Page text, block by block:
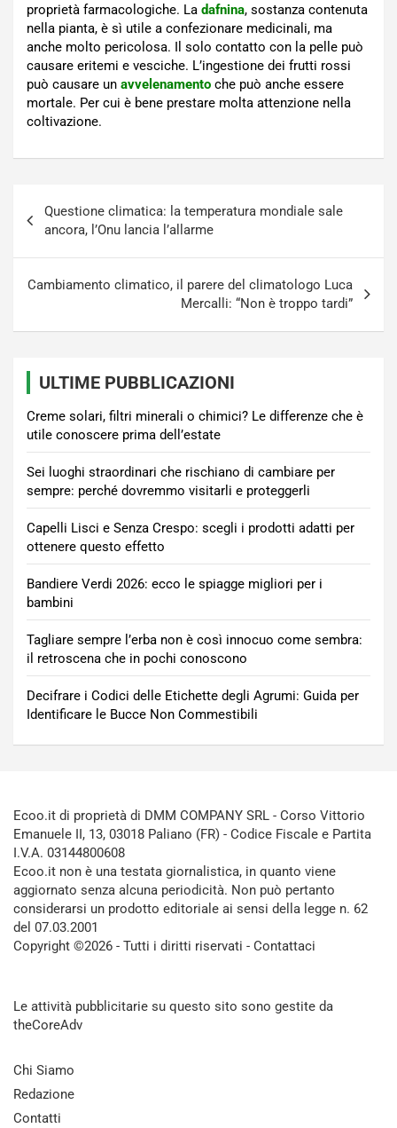
proprietà farmacologiche. La dafnina, sostanza contenuta
nella pianta, è sì utile a confezionare medicinali, ma
anche molto pericolosa. Il solo contatto con la pelle può
causare eritemi e vesciche. L’ingestione dei frutti rossi
può causare un avvelenamento che può anche essere
mortale. Per cui è bene prestare molta attenzione nella
coltivazione.
articoli
Questione climatica: la temperatura mondiale sale
ancora, l’Onu lancia l’allarme
Cambiamento climatico, il parere del climatologo Luca
Mercalli: “Non è troppo tardi”
ULTIME PUBBLICAZIONI
Creme solari, filtri minerali o chimici? Le differenze che è
utile conoscere prima dell’estate
Sei luoghi straordinari che rischiano di cambiare per
sempre: perché dovremmo visitarli e proteggerli
Capelli Lisci e Senza Crespo: scegli i prodotti adatti per
ottenere questo effetto
Bandiere Verdi 2026: ecco le spiagge migliori per i
bambini
Tagliare sempre l’erba non è così innocuo come sembra:
il retroscena che in pochi conoscono
Decifrare i Codici delle Etichette degli Agrumi: Guida per
Identificare le Bucce Non Commestibili
Ecoo.it di proprietà di DMM COMPANY SRL - Corso Vittorio
Emanuele II, 13, 03018 Paliano (FR) - Codice Fiscale e Partita
I.V.A. 03144800608
Ecoo.it non è una testata giornalistica, in quanto viene
aggiornato senza alcuna periodicità. Non può pertanto
considerarsi un prodotto editoriale ai sensi della legge n. 62
del 07.03.2001
Copyright ©2026 - Tutti i diritti riservati - Contattaci
Le attività pubblicitarie su questo sito sono gestite da
theCoreAdv
Chi Siamo
Redazione
Contatti